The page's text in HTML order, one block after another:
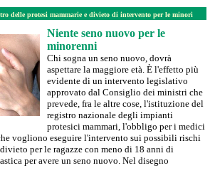
delle protesi mammarie e divieto di intervento per le minori
Niente seno nuovo per le
minorenni
Chi sogna un seno nuovo, dovrà
aspettare la maggiore età. È l'effetto più
evidente di un intervento legislativo
approvato dal Consiglio dei ministri che
prevede, fra le altre cose, l'istituzione del
registro nazionale degli impianti
protesici mammari, l'obbligo per i medici
vogliono eseguire l'intervento sui possibili rischi
per le ragazze con meno di 18 anni di
per avere un seno nuovo. Nel disegno